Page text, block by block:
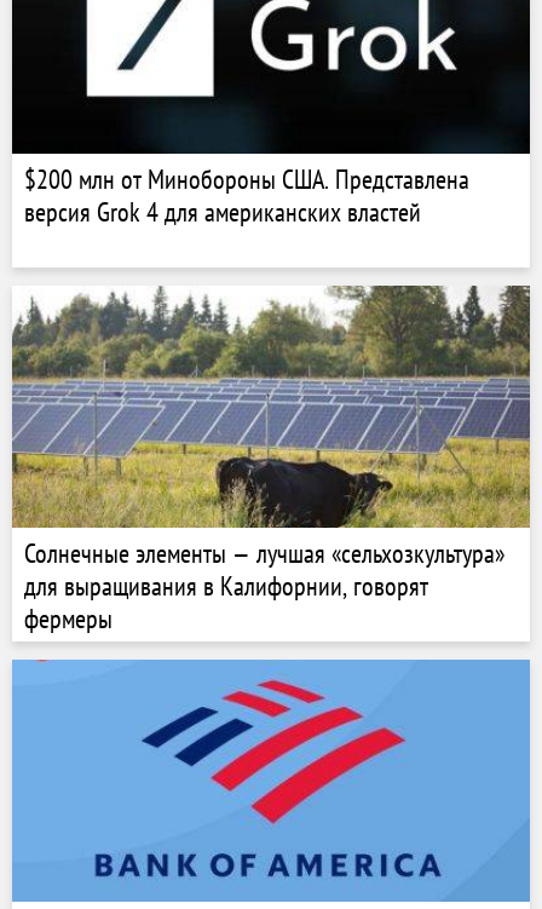
$200 млн от Минобороны США. Представлена
версия Grok 4 для американских властей
Солнечные элементы — лучшая «сельхозкультура»
для выращивания в Калифорнии, говорят
фермеры